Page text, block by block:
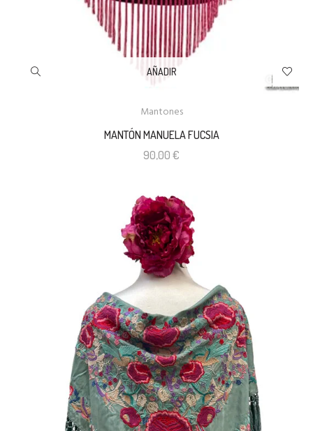
AÑADIR
Mantones
MANTÓN MANUELA FUCSIA
90,00 €